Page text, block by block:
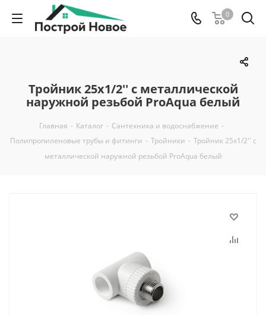
0
Тройник 25x1/2'' с металлической
наружной резьбой ProAqua белый
Главная - Каталог - Сантехника и водоснабжение -
Полипропиленовые трубы и фитинги - Тройники - Тройник 25x1/2'' с
металлической наружной резьбой ProAqua белый